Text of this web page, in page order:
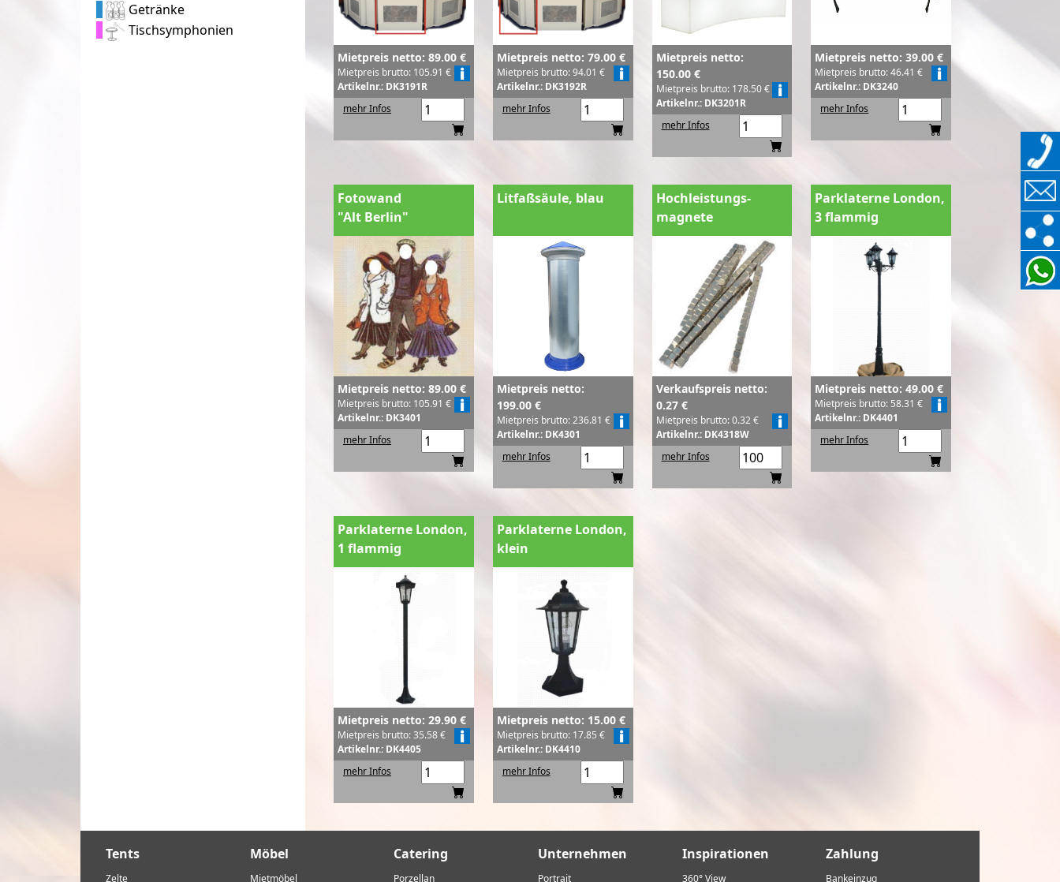
Getränke
Tischsymphonien
Mietpreis netto: 89.00 €
Mietpreis brutto: 105.91 €
Artikelnr.: DK3191R
mehr Infos
Mietpreis netto: 79.00 €
Mietpreis brutto: 94.01 €
Artikelnr.: DK3192R
mehr Infos
Mietpreis netto:
150.00 €
Mietpreis brutto: 178.50 €
Artikelnr.: DK3201R
mehr Infos
Mietpreis netto: 39.00 €
Mietpreis brutto: 46.41 €
Artikelnr.: DK3240
mehr Infos
Fotowand
"Alt Berlin"
Mietpreis netto: 89.00 €
Mietpreis brutto: 105.91 €
Artikelnr.: DK3401
mehr Infos
Litfaßsäule, blau
Mietpreis netto:
199.00 €
Mietpreis brutto: 236.81 €
Artikelnr.: DK4301
mehr Infos
Hochleistungs-
magnete
Verkaufspreis netto:
0.27 €
Mietpreis brutto: 0.32 €
Artikelnr.: DK4318W
mehr Infos
Parklaterne London,
3 flammig
Mietpreis netto: 49.00 €
Mietpreis brutto: 58.31 €
Artikelnr.: DK4401
mehr Infos
Parklaterne London,
1 flammig
Mietpreis netto: 29.90 €
Mietpreis brutto: 35.58 €
Artikelnr.: DK4405
mehr Infos
Parklaterne London,
klein
Mietpreis netto: 15.00 €
Mietpreis brutto: 17.85 €
Artikelnr.: DK4410
mehr Infos
Tents
Zelte
Möbel
Mietmöbel
Catering
Porzellan
Unternehmen
Portrait
Inspirationen
360° View
Zahlung
Bankeinzug